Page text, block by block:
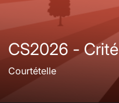
CS2026 -
Courtételle